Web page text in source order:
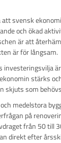
att svensk
och ökad
är att
är för långsam.
investeringsvilja
stärks
skjuts som
medelstora
på
från 50 till
direkt efter